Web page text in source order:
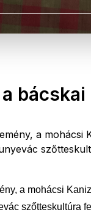
a mohácsi
a mohácsi
szőtteskultúra